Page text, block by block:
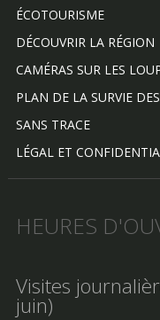
ÉCOTOURISME
DÉCOUVRIR LA RÉGION
CAMÉRAS SUR LES
PLAN DE LA SURVIE
SANS TRACE
LÉGAL ET
HEURES
Visites
juin)